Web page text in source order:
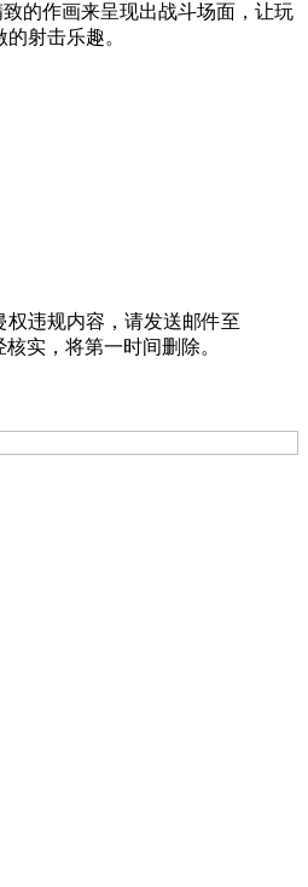
的作画来呈现出战斗场面，让玩
射击乐趣。
违规内容，请发送邮件至
实，将第一时间删除。